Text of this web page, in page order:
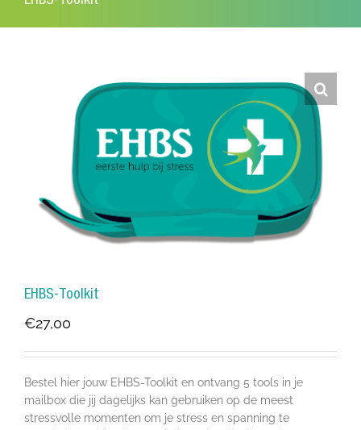
EHBS-Toolkit
€27,00
Bestel hier jouw EHBS-Toolkit en ontvang 5 tools in je
mailbox die jij dagelijks kan gebruiken op de meest
stressvolle momenten om je stress en spanning te